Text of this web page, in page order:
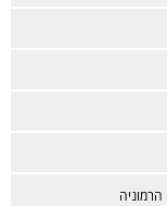
הרמוניה